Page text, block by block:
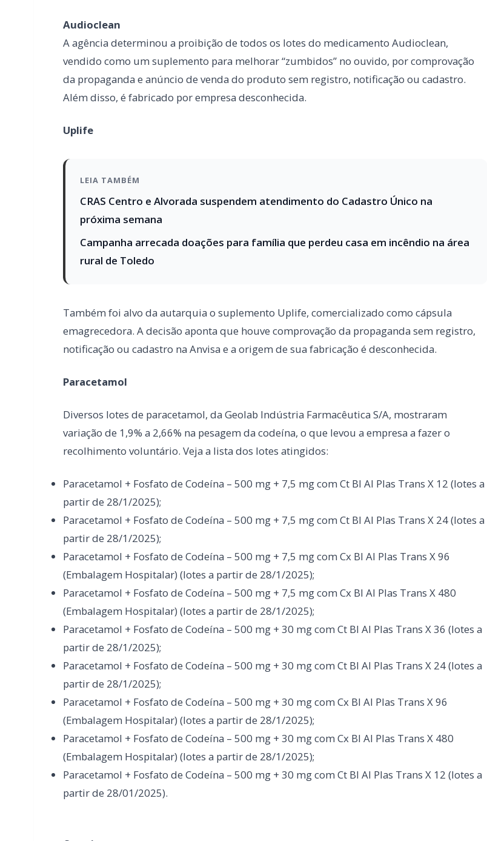
Uplife
LEIA TAMBÉM
CRAS Centro e Alvorada suspendem atendimento do Cadastro Único na
Também foi alvo da autarquia o suplemento Uplife, comercializado como cápsula
notificação ou cadastro na Anvisa e a origem de sua fabricação é desconhecida.
Paracetamol
Diversos lotes de paracetamol, da Geolab Indústria Farmacêutica S/A, mostraram
variação de 1,9% a 2,66% na pesagem da codeína, o que levou a empresa a fazer o
recolhimento voluntário. Veja a lista dos lotes atingidos:
Paracetamol + Fosfato de Codeína – 500 mg + 7,5 mg com Ct Bl Al Plas Trans X 12 (lotes a
Paracetamol + Fosfato de Codeína – 500 mg + 7,5 mg com Ct Bl Al Plas Trans X 24 (lotes a
partir de 28/1/2025);
Paracetamol + Fosfato de Codeína – 500 mg + 7,5 mg com Cx Bl Al Plas Trans X 96
Paracetamol + Fosfato de Codeína – 500 mg + 7,5 mg com Cx Bl Al Plas Trans X 480
(Embalagem Hospitalar) (lotes a partir de 28/1/2025);
Paracetamol + Fosfato de Codeína – 500 mg + 30 mg com Ct Bl Al Plas Trans X 36 (lotes a
partir de 28/1/2025);
Paracetamol + Fosfato de Codeína – 500 mg + 30 mg com Ct Bl Al Plas Trans X 24 (lotes a
partir de 28/1/2025);
Paracetamol + Fosfato de Codeína – 500 mg + 30 mg com Cx Bl Al Plas Trans X 96
(Embalagem Hospitalar) (lotes a partir de 28/1/2025);
Paracetamol + Fosfato de Codeína – 500 mg + 30 mg com Cx Bl Al Plas Trans X 480
(Embalagem Hospitalar) (lotes a partir de 28/1/2025);
Paracetamol + Fosfato de Codeína – 500 mg + 30 mg com Ct Bl Al Plas Trans X 12 (lotes a
partir de 28/01/2025).
Creatina
A empresa Basecol Mix Indústria e Comércio de Alimentos também iniciou o
recolhimento voluntário de produtos com creatina monoidratada devido a